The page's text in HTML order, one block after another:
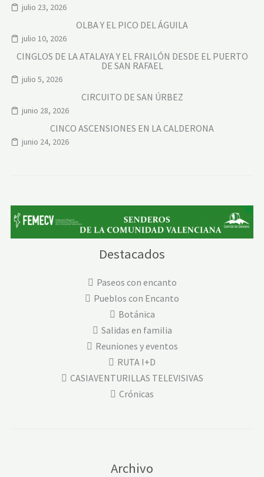
julio 23, 2026
OLBA Y EL PICO DEL ÁGUILA
julio 10, 2026
CINGLOS DE LA ATALAYA Y EL FRAILÓN DESDE EL PUERTO
DE SAN RAFAEL
julio 5, 2026
CIRCUITO DE SAN ÚRBEZ
junio 28, 2026
CINCO ASCENSIONES EN LA CALDERONA
junio 24, 2026
Destacados
Paseos con encanto
Pueblos con Encanto
Botánica
Salidas en familia
Reuniones y eventos
RUTA I+D
CASIAVENTURILLAS TELEVISIVAS
Crónicas
Archivo